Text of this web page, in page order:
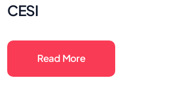
CESI
Read More